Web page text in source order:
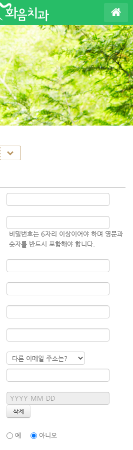
비밀번호는 6자리 이상이어야 하며 영문과
숫자를 반드시 포함해야 합니다.
예 아니오